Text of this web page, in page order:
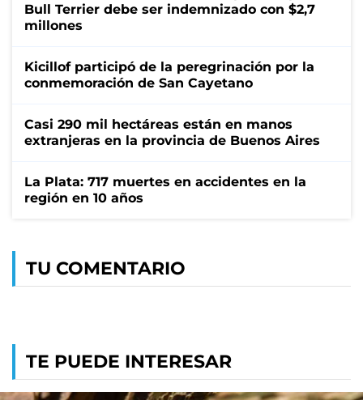
Bull Terrier debe ser indemnizado con $2,7
millones
Kicillof participó de la peregrinación por la
conmemoración de San Cayetano
Casi 290 mil hectáreas están en manos
extranjeras en la provincia de Buenos Aires
La Plata: 717 muertes en accidentes en la
región en 10 años
TU COMENTARIO
TE PUEDE INTERESAR